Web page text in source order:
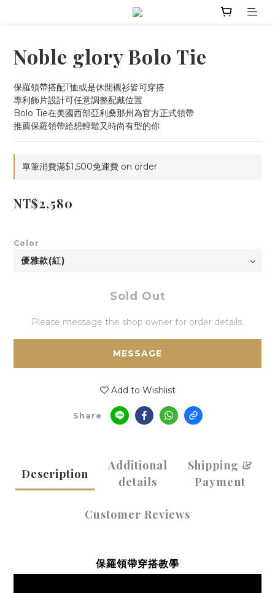
Noble glory Bolo Tie
保羅領帶搭配T恤或是休閒襯衫皆可穿搭
專利飾片設計可任意調整配戴位置
Bolo Tie在美國西部亞利桑那州為官方正式領帶
推薦保羅領帶給想輕鬆又時尚有型的你
單筆消費滿$1,500免運費 on order
NT$2,580
Color
Sold Out
Please message the shop owner for order details.
MESSAGE
Add to Wishlist
Share
Description
Additional
details
Shipping &
Payment
Customer Reviews
保羅領帶穿搭教學